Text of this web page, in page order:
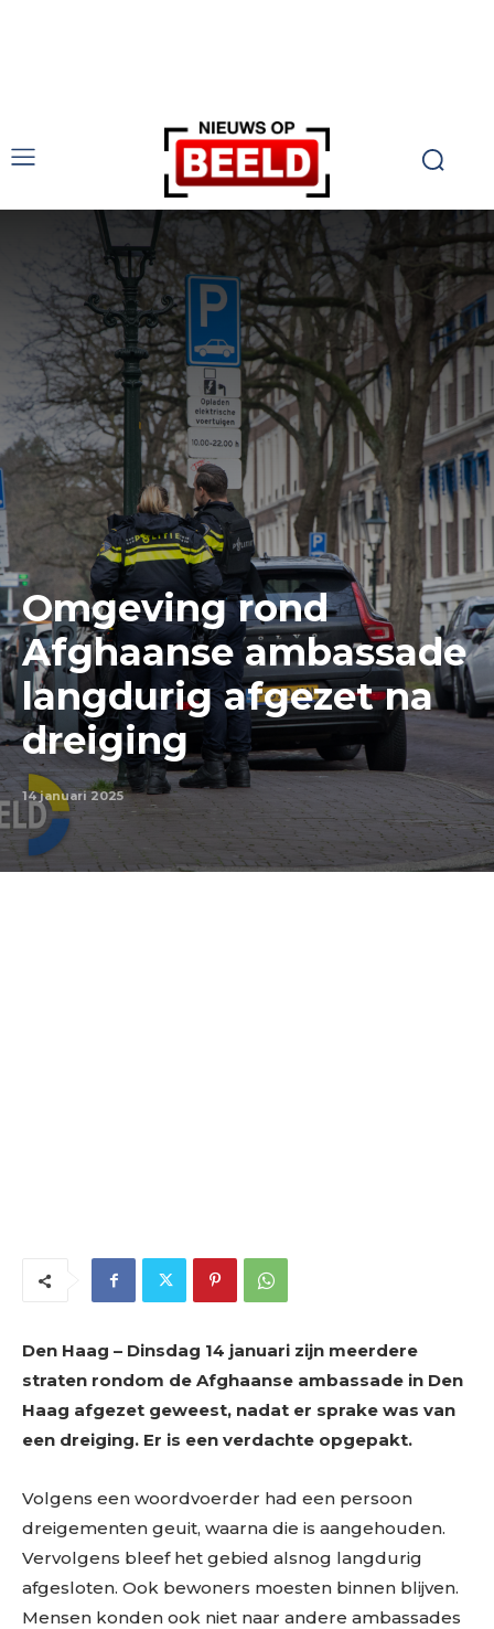
Omgeving rond
Afghaanse ambassade
langdurig afgezet na
dreiging
14 januari 2025
Den Haag – Dinsdag 14 januari zijn meerdere
straten rondom de Afghaanse ambassade in Den
Haag afgezet geweest, nadat er sprake was van
een dreiging. Er is een verdachte opgepakt.
Volgens een woordvoerder had een persoon
dreigementen geuit, waarna die is aangehouden.
Vervolgens bleef het gebied alsnog langdurig
afgesloten. Ook bewoners moesten binnen blijven.
Mensen konden ook niet naar andere ambassades